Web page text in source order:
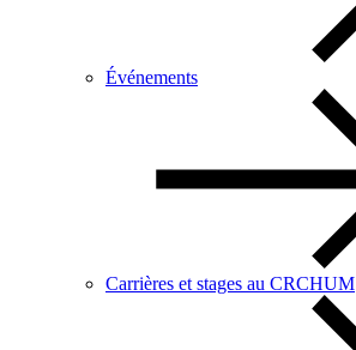
Événements
Carrières et stages au CRCHUM